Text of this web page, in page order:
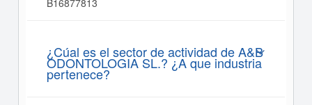
B16877813
¿Cúal es el sector de actividad de A&B
ODONTOLOGIA SL.? ¿A que industria
pertenece?